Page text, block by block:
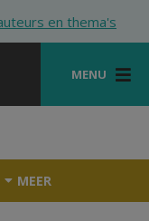
en thema's
MENU
MEER